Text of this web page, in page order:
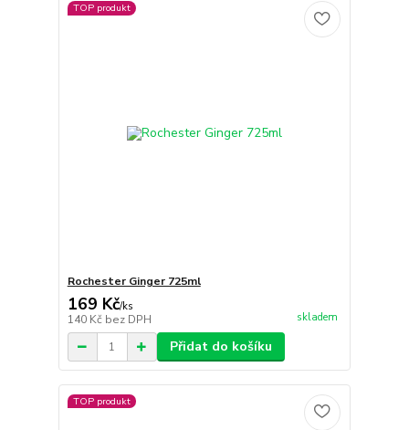
TOP produkt
Rochester Ginger 725ml
169 Kč/ks
140 Kč bez DPH skladem
Přidat do košíku
TOP produkt